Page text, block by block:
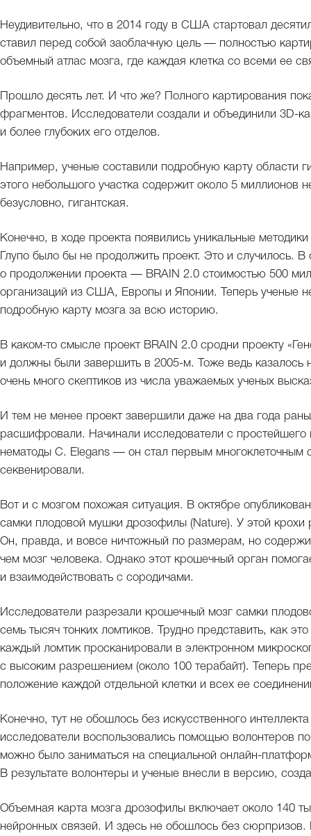
Неудивительно, что в 2014 году в США стартовал
ставил перед собой заоблачную цель — полностью
объемный атлас мозга, где каждая клетка со всеми ее
Прошло десять лет. И что же? Полного картирования
фрагментов. Исследователи создали и объединили 3D-
и более глубоких его отделов.
Например, ученые составили подробную карту области
этого небольшого участка содержит около 5 миллионов
безусловно, гигантская.
Конечно, в ходе проекта появились уникальные
Глупо было бы не продолжить проект. Это и случилось.
о продолжении проекта — BRAIN 2.0 стоимостью 500
организаций из США, Европы и Японии. Теперь ученые
подробную карту мозга за всю историю.
В каком-то смысле проект BRAIN 2.0 сродни проекту
и должны были завершить в 2005-м. Тоже ведь
очень много скептиков из числа уважаемых ученых
И тем не менее проект завершили даже на два года
расшифровали. Начинали исследователи с простейшего
нематоды С. Elegans — он стал первым многоклеточным
секвенировали.
Вот и с мозгом похожая ситуация. В октябре
самки плодовой мушки дрозофилы (Nature). У этой
Он, правда, и вовсе ничтожный по размерам, но
чем мозг человека. Однако этот крошечный орган
и взаимодействовать с сородичами.
Исследователи разрезали крошечный мозг самки
семь тысяч тонких ломтиков. Трудно представить, как
каждый ломтик просканировали в электронном
с высоким разрешением (около 100 терабайт). Теперь
положение каждой отдельной клетки и всех ее
Конечно, тут не обошлось без искусственного
исследователи воспользовались помощью волонтеров
можно было заниматься на специальной онлайн-
В результате волонтеры и ученые внесли в версию,
Объемная карта мозга дрозофилы включает около 140
нейронных связей. И здесь не обошлось без сюрпризов.